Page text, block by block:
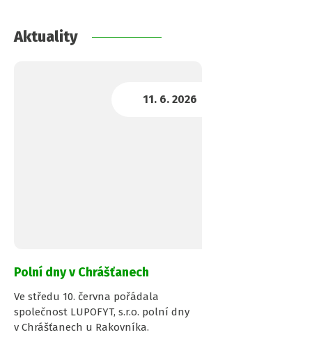
Aktuality
Polní dny v Chrášťanech
Ve středu 10. června pořádala
společnost LUPOFYT, s.r.o. polní dny
v Chrášťanech u Rakovníka.